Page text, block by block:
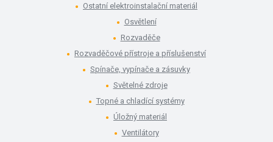
Ostatní elektroinstalační materiál
Osvětlení
Rozvaděče
Rozvaděčové přístroje a příslušenství
Spínače, vypínače a zásuvky
Světelné zdroje
Topné a chladící systémy
Úložný materiál
Ventilátory